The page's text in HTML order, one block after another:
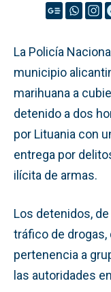
La Policía
municipio
marihuana a
detenido a dos
por Lituania con
entrega por
ilícita de armas.
Los detenidos,
tráfico de
pertenencia a
las autoridades